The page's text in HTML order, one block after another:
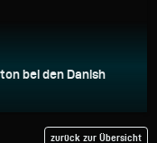
bei den Danish
zurück zur Übersicht